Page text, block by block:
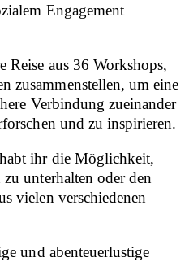
Engagement
Reise aus 36 Workshops,
zusammenstellen, um eine
Verbindung zueinander
und zu inspirieren.
ihr die Möglichkeit,
unterhalten oder den
vielen verschiedenen
und abenteuerlustige